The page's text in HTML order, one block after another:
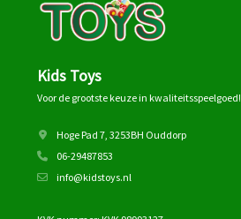
Kids Toys
Voor de grootste keuze in kwaliteitsspeelgoed!
Hoge Pad 7, 3253BH Ouddorp
06-29487853
info@kidstoys.nl